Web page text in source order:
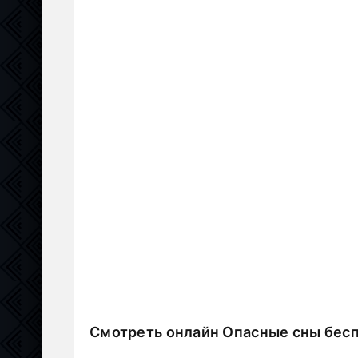
Смотреть онлайн Опасные сны